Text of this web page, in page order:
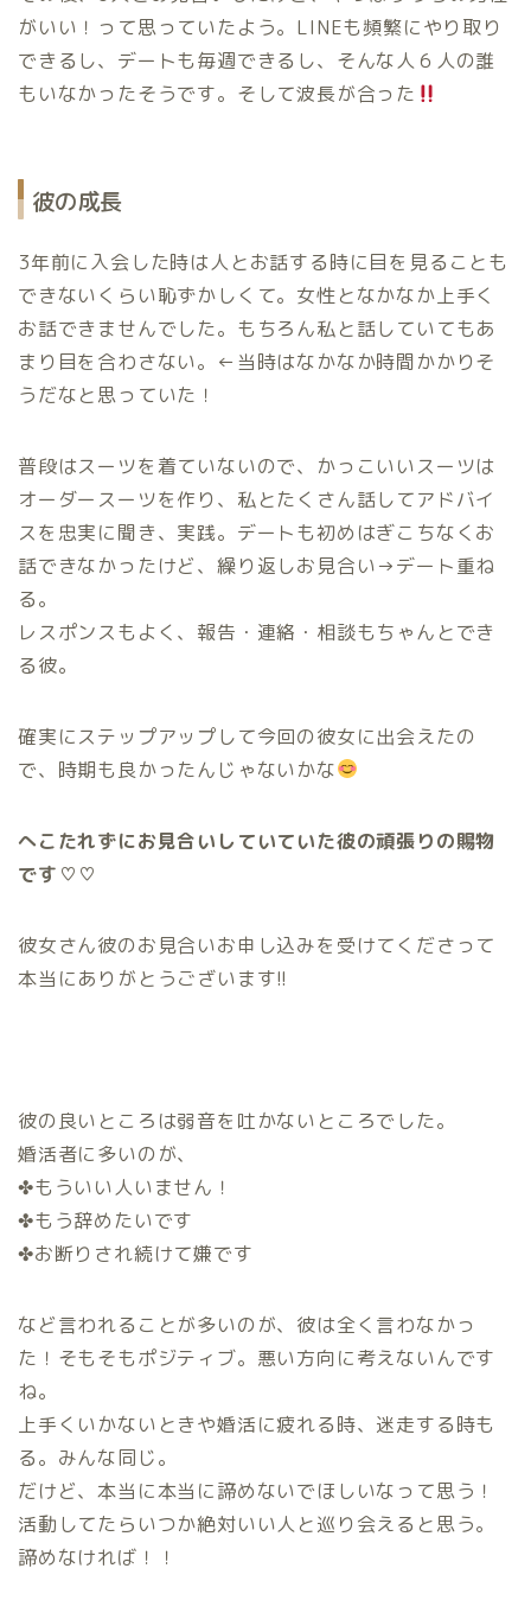
がいい！って思っていたよう。LINEも頻繁にやり取り
できるし、デートも毎週できるし、そんな人６人の誰
もいなかったそうです。そして波長が合った
彼の成長
3年前に入会した時は人とお話する時に目を見ることも
できないくらい恥ずかしくて。女性となかなか上手く
お話できませんでした。もちろん私と話していてもあ
まり目を合わさない。←当時はなかなか時間かかりそ
うだなと思っていた！
普段はスーツを着ていないので、かっこいいスーツは
オーダースーツを作り、私とたくさん話してアドバイ
スを忠実に聞き、実践。デートも初めはぎこちなくお
話できなかったけど、繰り返しお見合い→デート重ね
る。
レスポンスもよく、報告・連絡・相談もちゃんとでき
る彼。
確実にステップアップして今回の彼女に出会えたの
で、時期も良かったんじゃないかな
へこたれずにお見合いしていていた彼の頑張りの賜物
です♡♡
彼女さん彼のお見合いお申し込みを受けてくださって
本当にありがとうございます!!
彼の良いところは弱音を吐かないところでした。
婚活者に多いのが、
✤もういい人いません！
✤もう辞めたいです
✤お断りされ続けて嫌です
など言われることが多いのが、彼は全く言わなかっ
た！そもそもポジティブ。悪い方向に考えないんです
ね。
上手くいかないときや婚活に疲れる時、迷走する時も
る。みんな同じ。
だけど、本当に本当に諦めないでほしいなって思う！
活動してたらいつか絶対いい人と巡り会えると思う。
諦めなければ！！